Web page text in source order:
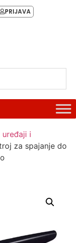
PRIJAVA
uređaji i
za spajanje do